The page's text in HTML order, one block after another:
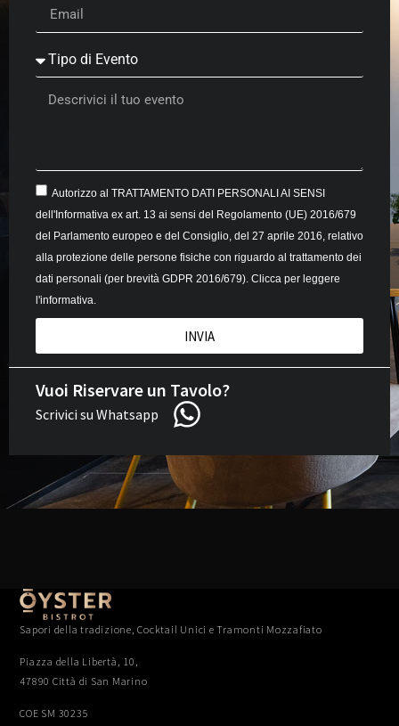
Autorizzo al TRATTAMENTO DATI PERSONALI AI SENSI
dell'Informativa ex art. 13 ai sensi del Regolamento (UE) 2016/679
del Parlamento europeo e del Consiglio, del 27 aprile 2016, relativo
alla protezione delle persone fisiche con riguardo al trattamento dei
dati personali (per brevità GDPR 2016/679). Clicca per leggere
l'informativa.
INVIA
Vuoi Riservare un Tavolo?
Scrivici su Whatsapp
Sapori della tradizione, Cocktail Unici e Tramonti Mozzafiato
Piazza della Libertà, 10,
47890 Città di San Marino
COE SM 30235